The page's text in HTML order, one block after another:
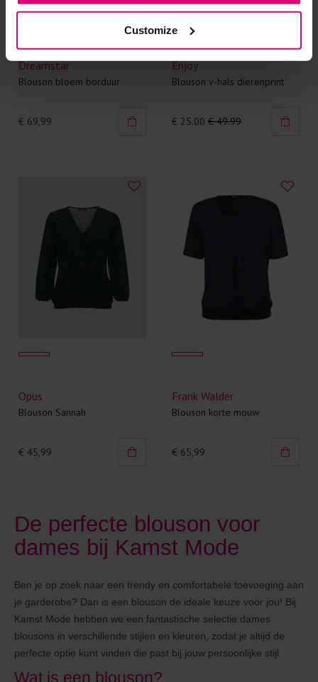
Customize
Dreamstar
Blouson bloem borduur
€ 69,99
Enjoy
Blouson v-hals dierenprint
€ 25.00 € 49.99
Opus
Blouson Sannah
€ 45,99
Frank Walder
Blouson korte mouw
€ 65,99
De perfecte blouson voor
dames bij Kamst Mode
Ben je op zoek naar een trendy en comfortabele toevoeging aan
je garderobe? Dan is een blouson de ideale keuze voor jou! Bij
Kamst Mode hebben we een fantastische selectie dames
blousons in verschillende stijlen en kleuren, zodat je altijd de
perfecte optie kunt vinden die past bij jouw persoonlijke stijl.
Wat is een blouson?